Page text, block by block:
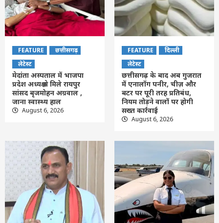
FEATURE
छत्तीसगढ़
लेटेस्ट
मेदांता अस्पताल में भाजपा
प्रदेश अध्यक्ष से मिले रायपुर
सांसद बृजमोहन अग्रवाल ,
जाना स्वास्थ्य हाल
August 6, 2026
FEATURE
दिल्ली
लेटेस्ट
छत्तीसगढ़ के बाद अब गुजरात
में एनालॉग पनीर, चीज़ और
बटर पर पूरी तरह प्रतिबंध,
नियम तोड़ने वालों पर होगी
सख्त कार्रवाई
August 6, 2026